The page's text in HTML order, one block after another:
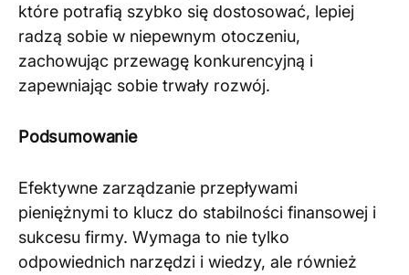
które potrafią szybko się dostosować, lepiej
radzą sobie w niepewnym otoczeniu,
zachowując przewagę konkurencyjną i
zapewniając sobie trwały rozwój.
Podsumowanie
Efektywne zarządzanie przepływami
pieniężnymi to klucz do stabilności finansowej i
sukcesu firmy. Wymaga to nie tylko
odpowiednich narzędzi i wiedzy, ale również